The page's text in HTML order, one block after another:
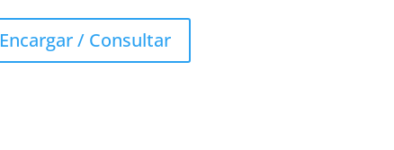
Encargar / Consultar